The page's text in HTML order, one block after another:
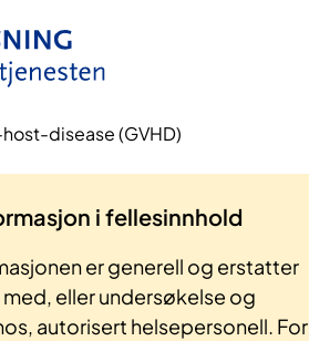
disease (GVHD)
i fellesinnhold
er generell og erstatter
eller undersøkelse og
autorisert helsepersonell. For